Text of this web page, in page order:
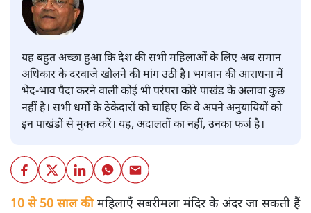
यह बहुत अच्छा हुआ कि देश की सभी महिलाओं के लिए अब समान
अधिकार के दरवाजे खोलने की मांग उठी है। भगवान की आराधना में
भेद-भाव पैदा करने वाली कोई भी परंपरा कोरे पाखंड के अलावा कुछ
नहीं है। सभी धर्मों के ठेकेदारों को चाहिए कि वे अपने अनुयायियों को
इन पाखंडों से मुक्त करें। यह, अदालतों का नहीं, उनका फर्ज है।
10 से 50 साल कीमहिलाएँ सबरीमला मंदिर के अंदर जा सकती हैं